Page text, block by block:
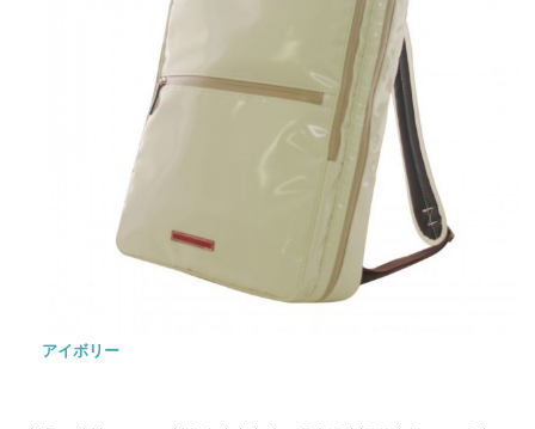
アイボリー